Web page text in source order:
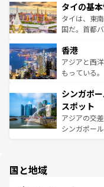
覧 を参照し
急速な発展
ーチミン市
醸し出して
とつ。フォ
ひ現地で味
が旅行者を
参照してほ
タイの基
タイは、東
国だ。首都
の活気が交
帯で自然と
いビーチで
激する。気
が待ってい
た文化、そ
ける。
香港
アジアと西
もっている
み、どこを
ており、効
うな絶景か
そう。
シンガポ
スポット
アジアの交
シンガポー
国と地域